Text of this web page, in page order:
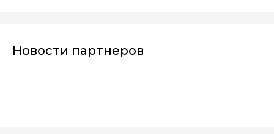
Новости партнеров